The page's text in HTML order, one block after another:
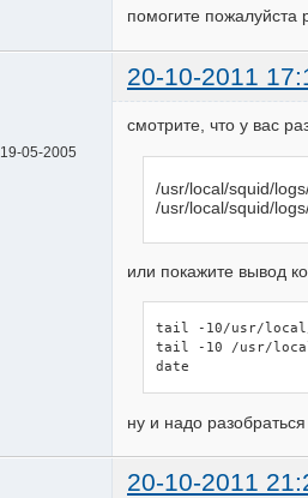
помогите пожалуйста
20-10-2011
19-05-2005
смотрите, что у вас
/usr/local/squid/
/usr/local/squid/
или покажите вывод
tail -10/usr/local/
tail -10 /usr/
date
ну и надо
20-10-2011